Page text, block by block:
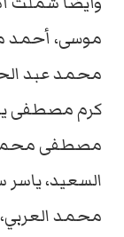
موسى، أحمد
محمد عبد
كرم مصطفى
مصطفى محمد
السعيد،
محمد